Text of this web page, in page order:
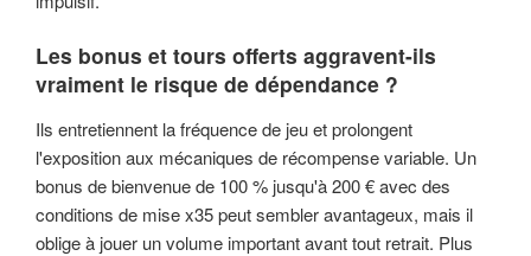
Les bonus et tours offerts aggravent-ils
vraiment le risque de dépendance ?
Ils entretiennent la fréquence de jeu et prolongent
l'exposition aux mécaniques de récompense variable. Un
bonus de bienvenue de 100 % jusqu'à 200 € avec des
conditions de mise x35 peut sembler avantageux, mais il
oblige à jouer un volume important avant tout retrait. Plus